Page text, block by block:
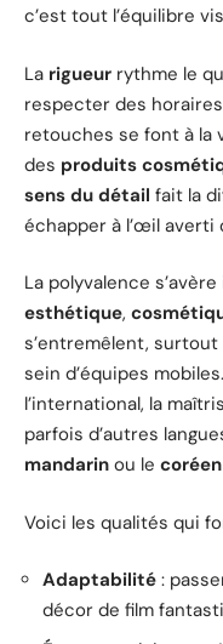
c’est tout l’équilibre
La rigueur rythme le
respecter des
retouches se font à la
des produits
sens du détail fait la
échapper à l’œil averti
La polyvalence
esthétique,
s’entremêlent,
sein d’équipes
l’international, la
parfois d’autres
mandarin ou le coréen
Voici les qualités qui
Adaptabilité :
décor de film